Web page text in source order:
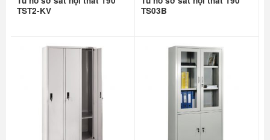
TST2-KV
TS03B